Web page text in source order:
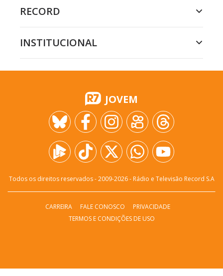
RECORD
INSTITUCIONAL
JOVEM
Todos os direitos reservados - 2009-2026- Rádio e Televisão Record S.A
CARREIRA FALE CONOSCO
PRIVACIDADE
TERMOS E CONDIÇÕES DE USO